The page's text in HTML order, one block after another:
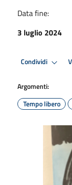
Data fine:
3 luglio 2024
Condividi
Argomenti:
Tempo libero